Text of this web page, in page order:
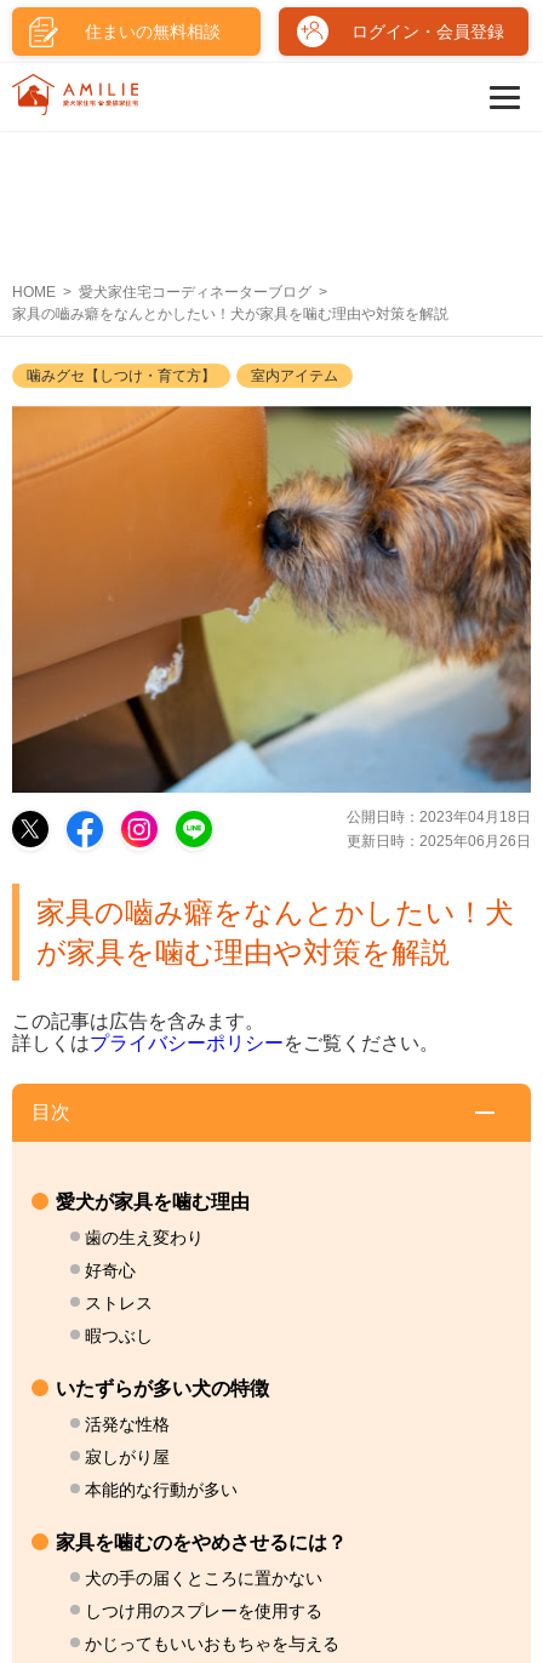
住まいの無料相談 ログイン・会員登録
HOME
愛犬家住宅コーディネーターブログ
家具の嚙み癖をなんとかしたい！犬が家具を噛む理由や対策を解説
噛みグセ【しつけ・育て方】 室内アイテム
公開日時： 2023年04月18日
更新日時： 2025年06月26日
家具の嚙み癖をなんとかしたい！犬
が家具を噛む理由や対策を解説
この記事は広告を含みます。
詳しくはプライバシーポリシーをご覧ください。
目次
愛犬が家具を噛む理由
歯の生え変わり
好奇心
ストレス
暇つぶし
いたずらが多い犬の特徴
活発な性格
寂しがり屋
本能的な行動が多い
家具を噛むのをやめさせるには？
犬の手の届くところに置かない
しつけ用のスプレーを使用する
かじってもいいおもちゃを与える